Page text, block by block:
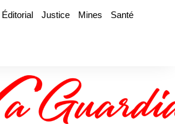
Éditorial Justice Mines
Santé